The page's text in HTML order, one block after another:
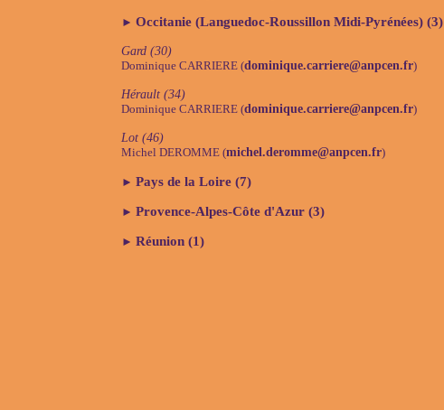
► Occitanie (Languedoc-Roussillon Midi-Pyrénées) (3)
Gard (30)
Dominique CARRIERE (dominique.carriere@anpcen.fr)
Hérault (34)
Dominique CARRIERE (dominique.carriere@anpcen.fr)
Lot (46)
Michel DEROMME (michel.deromme@anpcen.fr)
► Pays de la Loire (7)
► Provence-Alpes-Côte d'Azur (3)
► Réunion (1)